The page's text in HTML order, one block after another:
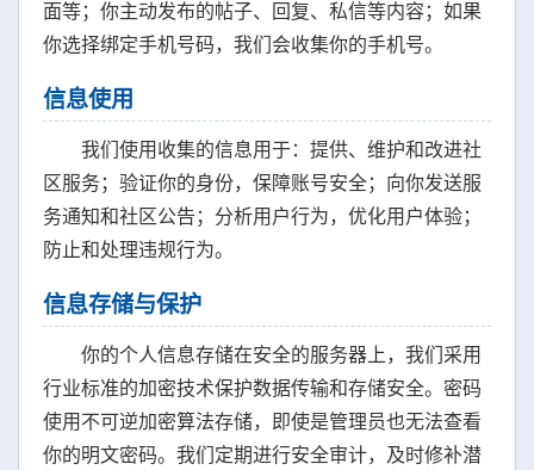
面等；你主动发布的帖子、回复、私信等内容；如果
你选择绑定手机号码，我们会收集你的手机号。
信息使用
我们使用收集的信息用于：提供、维护和改进社
区服务；验证你的身份，保障账号安全；向你发送服
务通知和社区公告；分析用户行为，优化用户体验；
防止和处理违规行为。
信息存储与保护
你的个人信息存储在安全的服务器上，我们采用
行业标准的加密技术保护数据传输和存储安全。密码
使用不可逆加密算法存储，即使是管理员也无法查看
你的明文密码。我们定期进行安全审计，及时修补潜